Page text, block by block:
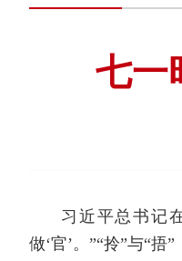
七一
习近平总书记
做‘官’。”“拎”与“